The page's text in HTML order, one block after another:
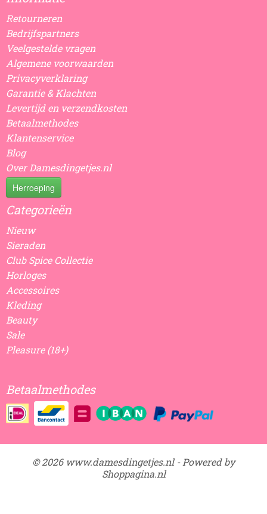
Retourneren
Bedrijfspartners
Veelgestelde vragen
Algemene voorwaarden
Privacyverklaring
Garantie & Klachten
Levertijd en verzendkosten
Betaalmethodes
Klantenservice
Blog
Over Damesdingetjes.nl
Herroeping
Categorieën
Nieuw
Sieraden
Club Spice Collectie
Horloges
Accessoires
Kleding
Beauty
Sale
Pleasure (18+)
Betaalmethodes
© 2026 www.damesdingetjes.nl - Powered by
Shoppagina.nl